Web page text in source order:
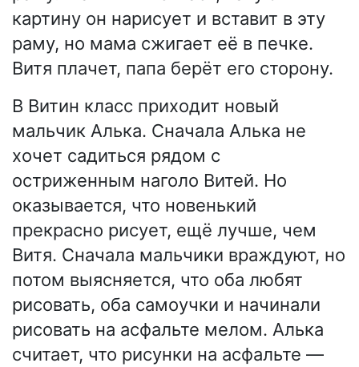
картину он нарисует и вставит в эту
раму, но мама сжигает её в печке.
Витя плачет, папа берёт его сторону.
В Витин класс приходит новый
мальчик Алька. Сначала Алька не
хочет садиться рядом с
остриженным наголо Витей. Но
оказывается, что новенький
прекрасно рисует, ещё лучше, чем
Витя. Сначала мальчики враждуют, но
потом выясняется, что оба любят
рисовать, оба самоучки и начинали
рисовать на асфальте мелом. Алька
считает, что рисунки на асфальте —